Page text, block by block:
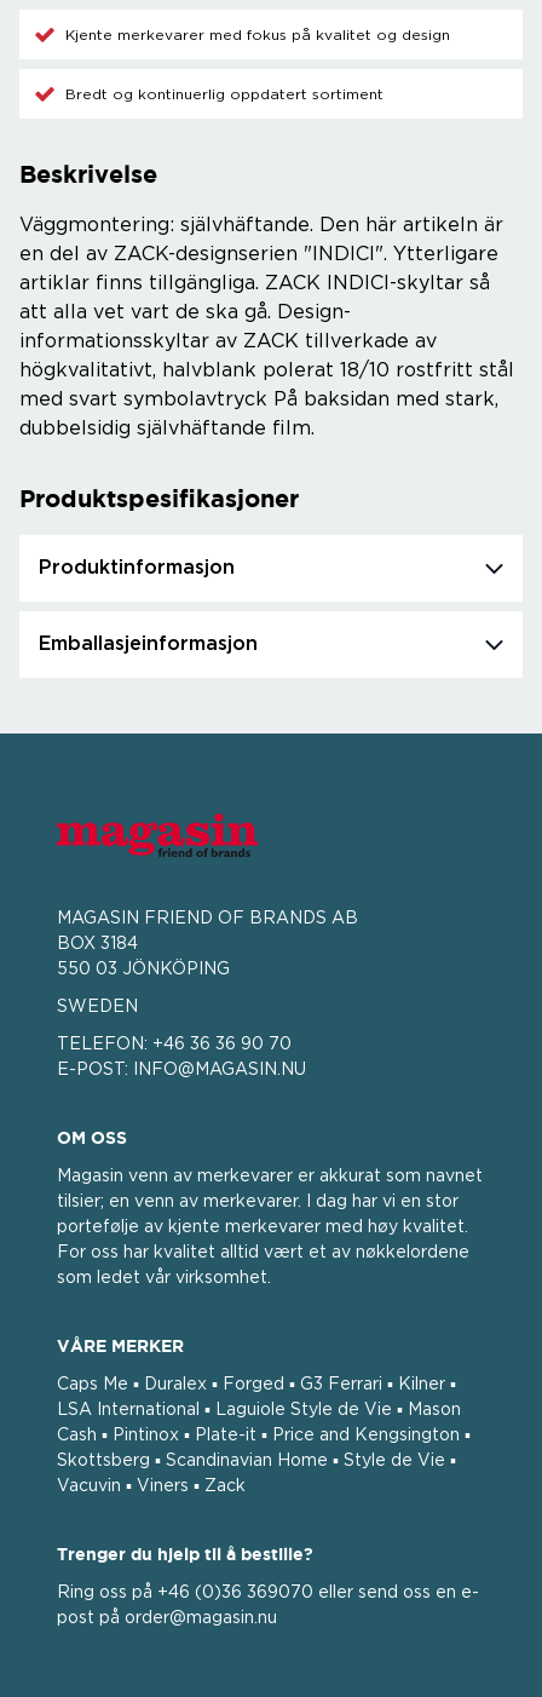
Kjente merkevarer med fokus på kvalitet og design
Bredt og kontinuerlig oppdatert sortiment
Beskrivelse
Väggmontering: självhäftande. Den här artikeln är
en del av ZACK-designserien "INDICI". Ytterligare
artiklar finns tillgängliga. ZACK INDICI-skyltar så
att alla vet vart de ska gå. Design-
informationsskyltar av ZACK tillverkade av
högkvalitativt, halvblank polerat 18/10 rostfritt stål
med svart symbolavtryck På baksidan med stark,
dubbelsidig självhäftande film.
Produktspesifikasjoner
Produktinformasjon
Emballasjeinformasjon
MAGASIN FRIEND OF BRANDS AB
BOX 3184
550 03 JÖNKÖPING
SWEDEN
TELEFON: +46 36 36 90 70
E-POST:
INFO@MAGASIN.NU
OM OSS
Magasin venn av merkevarer er akkurat som navnet
tilsier; en venn av merkevarer. I dag har vi en stor
portefølje av kjente merkevarer med høy kvalitet.
For oss har kvalitet alltid vært et av nøkkelordene
som ledet vår virksomhet.
VÅRE MERKER
Caps Me ▪ Duralex ▪ Forged ▪ G3 Ferrari ▪ Kilner ▪
LSA International ▪ Laguiole Style de Vie ▪ Mason
Cash ▪ Pintinox ▪ Plate-it ▪ Price and Kengsington ▪
Skottsberg ▪ Scandinavian Home ▪ Style de Vie ▪
Vacuvin ▪ Viners ▪ Zack
Trenger du hjelp til å bestille?
Ring oss på +46 (0)36 369070 eller send oss ​​en e-
post på order@magasin.nu